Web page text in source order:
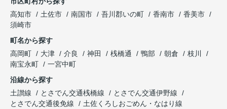
高知市
土佐市 南国市 吾川郡いの町 香南市
香美市
須崎市
町名から探す
高岡町
大津 介良 神田 桟橋通 鴨部 朝倉
枝川
南宝永町
一宮中町
沿線から探す
土讃線
とさでん交通桟橋線
とさでん交通伊野線
とさでん交通後免線
土佐くろしおごめん・なはり線